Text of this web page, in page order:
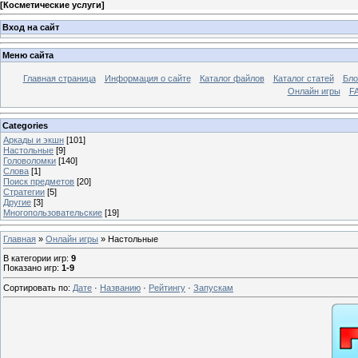
[Косметические услуги]
Вход на сайт
Меню сайта
Главная страница Информация о сайте Каталог файлов Каталог статей
Онлайн игры
Categories
Аркады и экшн [101]
Настольные [9]
Головоломки [140]
Слова [1]
Поиск предметов [20]
Стратегии [5]
Другие [3]
Многопользовательские [19]
Главная » Онлайн игры » Настольные
В категории игр: 9
Показано игр: 1-9
Сортировать по: Дате · Названию · Рейтингу · Запускам